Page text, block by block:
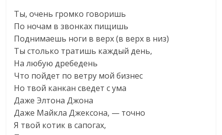
Ты, очень громко говоришь
По ночам в звонках пищишь
Поднимаешь ноги в верх (в верх в низ)
Ты столько тратишь каждый день,
На любую дребедень
Что пойдет по ветру мой бизнес
Но твой канкан сведет с ума
Даже Элтона Джона
Даже Майкла Джексона, — точно
Я твой котик в сапогах,